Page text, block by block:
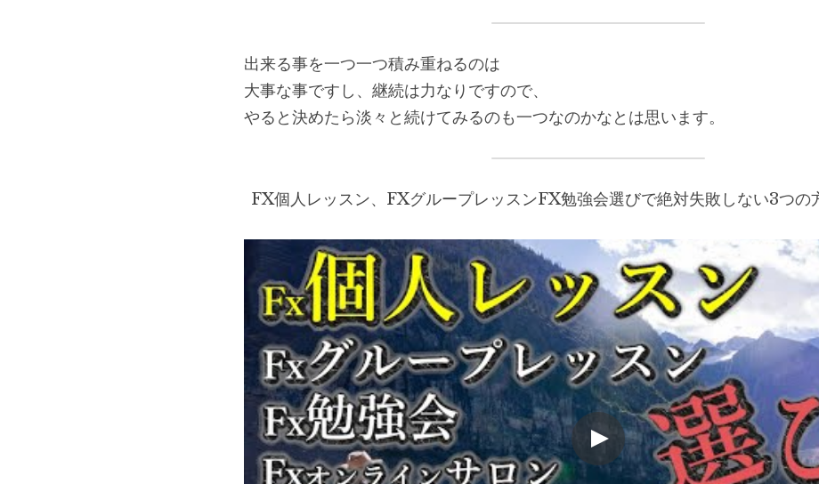
出来る事を一つ一つ積み重ねるのは
大事な事ですし、継続は力なりですので、
やると決めたら淡々と続けてみるのも一つなのかなとは思います。
FX個人レッスン、FXグループレッスンFX勉強会選びで絶対失敗しない3つの